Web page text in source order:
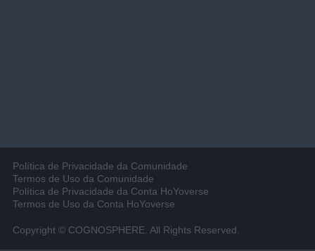
Política de Privacidade da Comunidade
Termos de Uso da Comunidade
Política de Privacidade da Conta HoYoverse
Termos de Uso da Conta HoYoverse
Copyright © COGNOSPHERE. All Rights Reserved.